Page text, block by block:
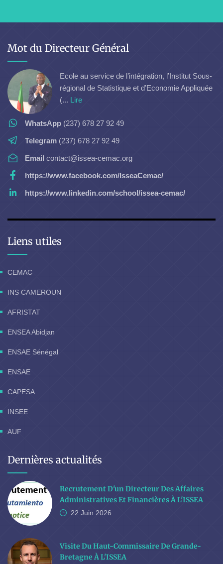
Mot du Directeur Général
Ecole au service de l’intégration, l’Institut Sous-
régional de Statistique et d’Economie Appliquée
(... Lire
WhatsApp (237) 678 27 92 49
Telegram (237) 678 27 92 49
Email contact@issea-cemac.org
https://www.facebook.com/IsseaCemac/
https://www.linkedin.com/school/issea-cemac/
Liens utiles
CEMAC
INS CAMEROUN
AFRISTAT
ENSEA Abidjan
ENSAE Sénégal
ENSAE
CAPESA
INSEE
AUF
Dernières actualités
Recrutement D'un Directeur Des Affaires
Administratives Et Financières À L'ISSEA
22 Juin 2026
Visite Du Haut-Commissaire De Grande-
Bretagne À L'ISSEA